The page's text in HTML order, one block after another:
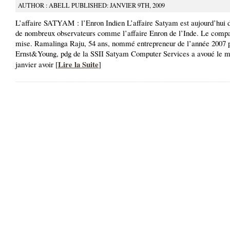
AUTHOR : ABELL PUBLISHED: JANVIER 9TH, 2009
L’affaire SATYAM : l’Enron Indien L’affaire Satyam est aujourd’hui
de nombreux observateurs comme l’affaire Enron de l’Inde. Le
mise. Ramalinga Raju, 54 ans, nommé entrepreneur de l’année 2007
Ernst&Young, pdg de la SSII Satyam Computer Services a avoué le
janvier avoir [Lire la Suite]